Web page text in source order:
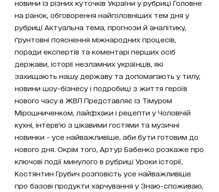
новини із різних куточків України у рубриці Головне
на ранок, обговорення найголовніших тем дня у
рубриці Актуальна тема, прогнози й аналітику,
ґрунтовні пояснення міжнародних процесів,
поради експертів та коментарі перших осіб
держави, історії незламних українців, які
захищають нашу державу та допомагають у тилу,
новини шоу-бізнесу і подробиці з життя героїв
нового часу в ЖВЛ Представляє із Тімуром
Мірошниченком, лайфхаки і рецепти у Чоловічій
кухні, інтерв’ю з цікавими гостями та музичні
новинки - усе найважливіше, аби бути готовим до
нового дня. Окрім того, Артур Бабенко розкаже про
ключові події минулого в рубриці Уроки історії,
Костянтин Грубич розповість усе найважливіше
про базові продукти харчування у Знаю-споживаю,